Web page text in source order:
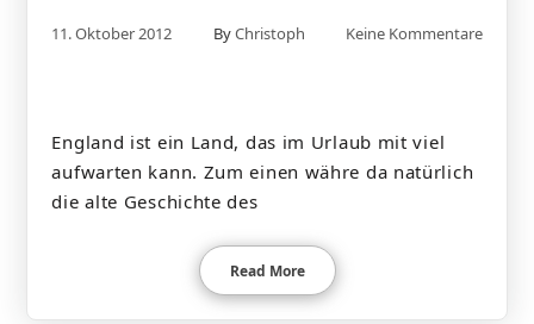
11. Oktober 2012 ByChristoph Keine Kommentare
England ist ein Land, das im Urlaub mit viel
aufwarten kann. Zum einen währe da natürlich
die alte Geschichte des
Read More